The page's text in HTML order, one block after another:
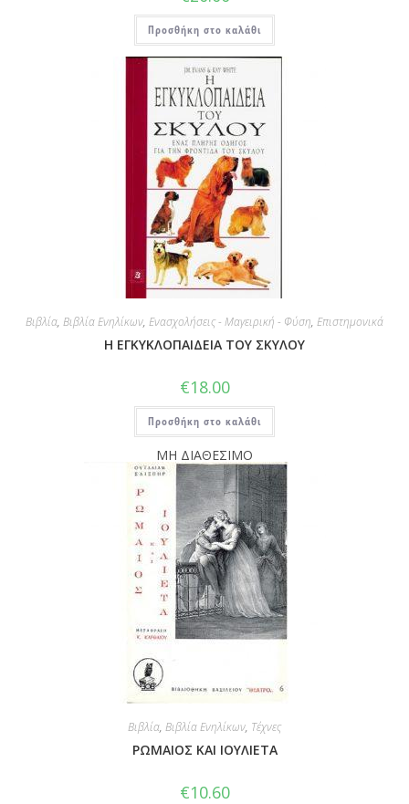
Προσθήκη στο καλάθι
Βιβλία, Βιβλία Ενηλίκων, Ενασχολήσεις - Μαγειρική - Φύση, Επιστημονικά
Η ΕΓΚΥΚΛΟΠΑΙΔΕΙΑ ΤΟΥ ΣΚΥΛΟΥ
€18.00
Προσθήκη στο καλάθι
ΜΗ ΔΙΑΘΕΣΙΜΟ
Βιβλία, Βιβλία Ενηλίκων, Τέχνες
ΡΩΜΑΙΟΣ ΚΑΙ ΙΟΥΛΙΕΤΑ
€10.60